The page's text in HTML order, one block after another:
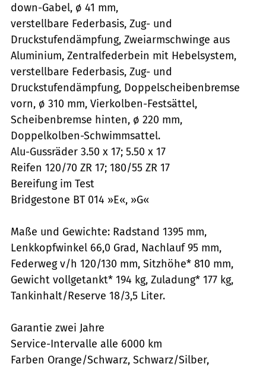
down-Gabel, ø 41 mm,
verstellbare Federbasis, Zug- und
Druckstufendämpfung, Zweiarmschwinge aus
Aluminium, Zentralfederbein mit Hebelsystem,
verstellbare Federbasis, Zug- und
Druckstufendämpfung, Doppelscheibenbremse
vorn, ø 310 mm, Vierkolben-Festsättel,
Scheibenbremse hinten, ø 220 mm,
Doppelkolben-Schwimmsattel.
Alu-Gussräder 3.50 x 17; 5.50 x 17
Reifen 120/70 ZR 17; 180/55 ZR 17
Bereifung im Test
Bridgestone BT 014 »E«, »G«
Maße und Gewichte: Radstand 1395 mm,
Lenkkopfwinkel 66,0 Grad, Nachlauf 95 mm,
Federweg v/h 120/130 mm, Sitzhöhe* 810 mm,
Gewicht vollgetankt* 194 kg, Zuladung* 177 kg,
Tankinhalt/Reserve 18/3,5 Liter.
Garantie zwei Jahre
Service-Intervalle alle 6000 km
Farben Orange/Schwarz, Schwarz/Silber,